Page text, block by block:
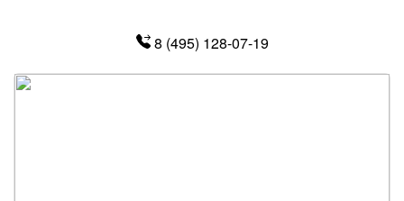
8 (495) 128-07-19